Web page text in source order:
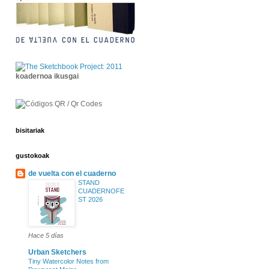
koadernoa ikusgai
bisitariak
gustokoak
de vuelta con el cuaderno
STAND
CUADERNOFE
ST 2026
Hace 5 días
Urban Sketchers
Tiny Watercolor Notes from